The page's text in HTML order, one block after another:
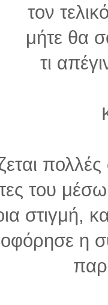
τον
μήτε θα
τι
του
στιγμή,
η